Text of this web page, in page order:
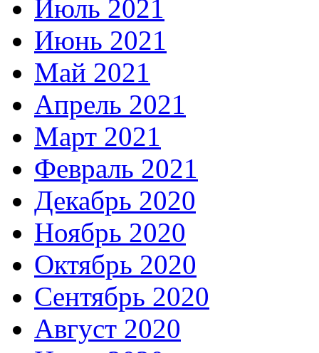
Июль 2021
Июнь 2021
Май 2021
Апрель 2021
Март 2021
Февраль 2021
Декабрь 2020
Ноябрь 2020
Октябрь 2020
Сентябрь 2020
Август 2020